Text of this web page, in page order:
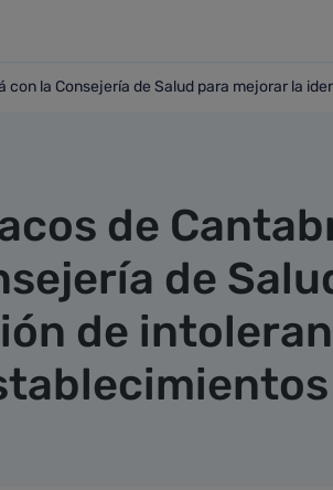
con la Consejería de Salud para
con la Consejería de Salud para mejorar la
de
de
de